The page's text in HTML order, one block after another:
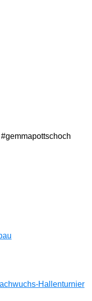
Hallenturnier